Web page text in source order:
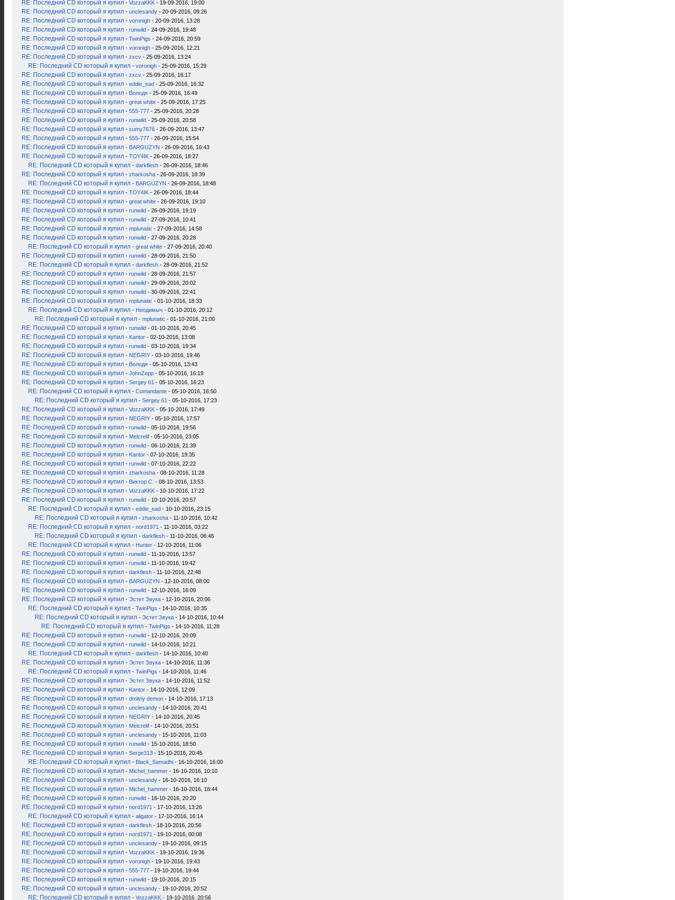
RE: Последний CD который я купил - VozzaKKK - 19-09-2016, 19:00
RE: Последний CD который я купил - unclesandy - 20-09-2016, 09:26
RE: Последний CD который я купил - voronigh - 20-09-2016, 13:28
RE: Последний CD который я купил - runwild - 24-09-2016, 19:48
RE: Последний CD который я купил - TwinPigs - 24-09-2016, 20:59
RE: Последний CD который я купил - voronigh - 25-09-2016, 12:21
RE: Последний CD который я купил - zxcv - 25-09-2016, 13:24
RE: Последний CD который я купил - voronigh - 25-09-2016, 15:29
RE: Последний CD который я купил - zxcv - 25-09-2016, 16:17
RE: Последний CD который я купил - eddie_ead - 25-09-2016, 16:32
RE: Последний CD который я купил - Володя - 25-09-2016, 16:49
RE: Последний CD который я купил - great white - 25-09-2016, 17:25
RE: Последний CD который я купил - 555-777 - 25-09-2016, 20:28
RE: Последний CD который я купил - runwild - 25-09-2016, 20:58
RE: Последний CD который я купил - sumy7676 - 26-09-2016, 13:47
RE: Последний CD который я купил - 555-777 - 26-09-2016, 15:54
RE: Последний CD который я купил - BARGUZYN - 26-09-2016, 16:43
RE: Последний CD который я купил - TOY4IK - 26-09-2016, 18:27
RE: Последний CD который я купил - darkflesh - 26-09-2016, 18:46
RE: Последний CD который я купил - zharkosha - 26-09-2016, 18:39
RE: Последний CD который я купил - BARGUZYN - 26-09-2016, 18:48
RE: Последний CD который я купил - TOY4IK - 26-09-2016, 18:44
RE: Последний CD который я купил - great white - 26-09-2016, 19:10
RE: Последний CD который я купил - runwild - 26-09-2016, 19:19
RE: Последний CD который я купил - runwild - 27-09-2016, 10:41
RE: Последний CD который я купил - mplunatic - 27-09-2016, 14:58
RE: Последний CD который я купил - runwild - 27-09-2016, 20:28
RE: Последний CD который я купил - great white - 27-09-2016, 20:40
RE: Последний CD который я купил - runwild - 28-09-2016, 21:50
RE: Последний CD который я купил - darkflesh - 28-09-2016, 21:52
RE: Последний CD который я купил - runwild - 28-09-2016, 21:57
RE: Последний CD который я купил - runwild - 29-09-2016, 20:02
RE: Последний CD который я купил - runwild - 30-09-2016, 22:41
RE: Последний CD который я купил - mplunatic - 01-10-2016, 18:33
RE: Последний CD который я купил - Неодимыч - 01-10-2016, 20:12
RE: Последний CD который я купил - mplunatic - 01-10-2016, 21:00
RE: Последний CD который я купил - runwild - 01-10-2016, 20:45
RE: Последний CD который я купил - Kantor - 02-10-2016, 13:08
RE: Последний CD который я купил - runwild - 03-10-2016, 19:34
RE: Последний CD который я купил - NEGRIY - 03-10-2016, 19:46
RE: Последний CD который я купил - Володя - 05-10-2016, 13:43
RE: Последний CD который я купил - JohnZepp - 05-10-2016, 16:19
RE: Последний CD который я купил - Sergey 61 - 05-10-2016, 16:23
RE: Последний CD который я купил - Comandante - 05-10-2016, 16:50
RE: Последний CD который я купил - Sergey 61 - 05-10-2016, 17:23
RE: Последний CD который я купил - VozzaKKK - 05-10-2016, 17:49
RE: Последний CD который я купил - NEGRIY - 05-10-2016, 17:57
RE: Последний CD который я купил - runwild - 05-10-2016, 19:56
RE: Последний CD который я купил - Melcrelif - 05-10-2016, 23:05
RE: Последний CD который я купил - runwild - 06-10-2016, 21:39
RE: Последний CD который я купил - Kantor - 07-10-2016, 19:35
RE: Последний CD который я купил - runwild - 07-10-2016, 22:22
RE: Последний CD который я купил - zharkosha - 08-10-2016, 11:28
RE: Последний CD который я купил - Виктор С. - 08-10-2016, 13:53
RE: Последний CD который я купил - VozzaKKK - 10-10-2016, 17:22
RE: Последний CD который я купил - runwild - 10-10-2016, 20:57
RE: Последний CD который я купил - eddie_ead - 10-10-2016, 23:15
RE: Последний CD который я купил - zharkosha - 11-10-2016, 10:42
RE: Последний CD который я купил - nord1971 - 11-10-2016, 03:22
RE: Последний CD который я купил - darkflesh - 11-10-2016, 06:46
RE: Последний CD который я купил - Hunter - 12-10-2016, 11:06
RE: Последний CD который я купил - runwild - 11-10-2016, 13:57
RE: Последний CD который я купил - runwild - 11-10-2016, 19:42
RE: Последний CD который я купил - darkflesh - 11-10-2016, 22:48
RE: Последний CD который я купил - BARGUZYN - 12-10-2016, 08:00
RE: Последний CD который я купил - runwild - 12-10-2016, 16:09
RE: Последний CD который я купил - Эстет Звука - 12-10-2016, 20:06
RE: Последний CD который я купил - TwinPigs - 14-10-2016, 10:35
RE: Последний CD который я купил - Эстет Звука - 14-10-2016, 10:44
RE: Последний CD который я купил - TwinPigs - 14-10-2016, 11:28
RE: Последний CD который я купил - runwild - 12-10-2016, 20:09
RE: Последний CD который я купил - runwild - 14-10-2016, 10:21
RE: Последний CD который я купил - darkflesh - 14-10-2016, 10:40
RE: Последний CD который я купил - Эстет Звука - 14-10-2016, 11:36
RE: Последний CD который я купил - TwinPigs - 14-10-2016, 11:46
RE: Последний CD который я купил - Эстет Звука - 14-10-2016, 11:52
RE: Последний CD который я купил - Kantor - 14-10-2016, 12:09
RE: Последний CD который я купил - dmitriy demon - 14-10-2016, 17:13
RE: Последний CD который я купил - unclesandy - 14-10-2016, 20:41
RE: Последний CD который я купил - NEGRIY - 14-10-2016, 20:45
RE: Последний CD который я купил - Melcrelif - 14-10-2016, 20:51
RE: Последний CD который я купил - unclesandy - 15-10-2016, 11:03
RE: Последний CD который я купил - runwild - 15-10-2016, 18:50
RE: Последний CD который я купил - Serge313 - 15-10-2016, 20:45
RE: Последний CD который я купил - Black_Samadhi - 16-10-2016, 16:00
RE: Последний CD который я купил - Michel_hammer - 16-10-2016, 10:10
RE: Последний CD который я купил - unclesandy - 16-10-2016, 16:10
RE: Последний CD который я купил - Michel_hammer - 16-10-2016, 18:44
RE: Последний CD который я купил - runwild - 16-10-2016, 20:20
RE: Последний CD который я купил - nord1971 - 17-10-2016, 13:26
RE: Последний CD который я купил - aligator - 17-10-2016, 16:14
RE: Последний CD который я купил - darkflesh - 18-10-2016, 20:56
RE: Последний CD который я купил - nord1971 - 19-10-2016, 00:08
RE: Последний CD который я купил - unclesandy - 19-10-2016, 09:15
RE: Последний CD который я купил - VozzaKKK - 19-10-2016, 19:36
RE: Последний CD который я купил - voronigh - 19-10-2016, 19:43
RE: Последний CD который я купил - 555-777 - 19-10-2016, 19:44
RE: Последний CD который я купил - runwild - 19-10-2016, 20:15
RE: Последний CD который я купил - unclesandy - 19-10-2016, 20:52
RE: Последний CD который я купил - VozzaKKK - 19-10-2016, 20:56